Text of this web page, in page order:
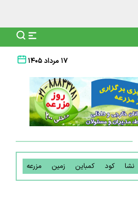
۱۷ مرداد ۱۴۰۵
نشا کود کمباین زمین مزرعه